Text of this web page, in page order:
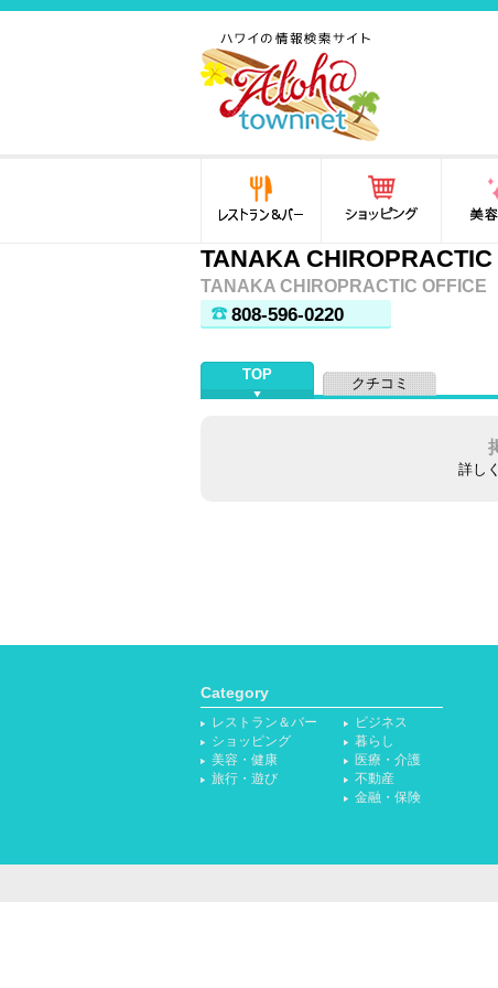
法律から運転免許証まで情
報が満載！
レストラン＆バー ショッピング 美容・
TANAKA CHIROPRACTIC
TANAKA CHIROPRACTIC OFFICE
808-596-0220
TOP
クチコミ
詳し
Category
レストラン＆バー
ショッピング
美容・健康
旅行・遊び
ビジネス
暮らし
医療・介護
不動産
金融・保険